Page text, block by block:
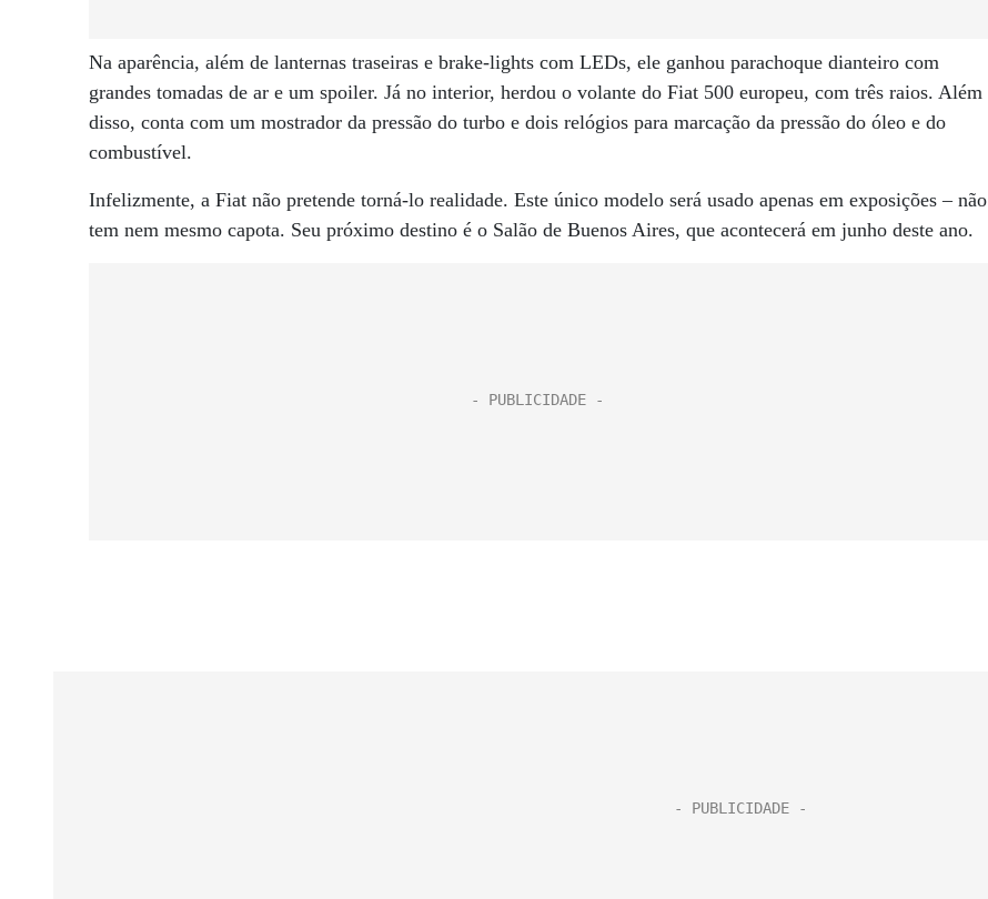
Na aparência, além de lanternas traseiras e brake-lights com LEDs, ele ganhou parachoque dianteiro com
grandes tomadas de ar e um spoiler. Já no interior, herdou o volante do Fiat 500 europeu, com três raios. Além
disso, conta com um mostrador da pressão do turbo e dois relógios para marcação da pressão do óleo e do
combustível.
Infelizmente, a Fiat não pretende torná-lo realidade. Este único modelo será usado apenas em exposições – não
tem nem mesmo capota. Seu próximo destino é o Salão de Buenos Aires, que acontecerá em junho deste ano.